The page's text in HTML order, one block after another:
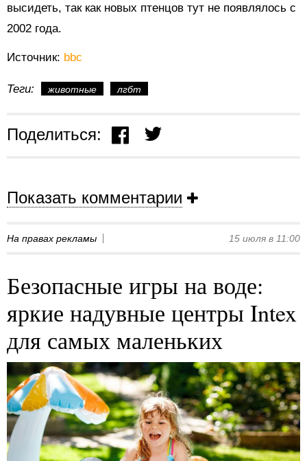
высидеть, так как новых птенцов тут не появлялось с
2002 года.
Источник: bbc
Теги: животные лгбт
Поделиться:
Показать комментарии
На правах рекламы 15 июля в 11:00
Безопасные игры на воде:
яркие надувные центры Intex
для самых маленьких